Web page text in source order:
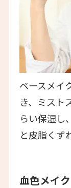
ベースメイ
き、ミスト
らい保湿し
と皮脂くず
血色メイ